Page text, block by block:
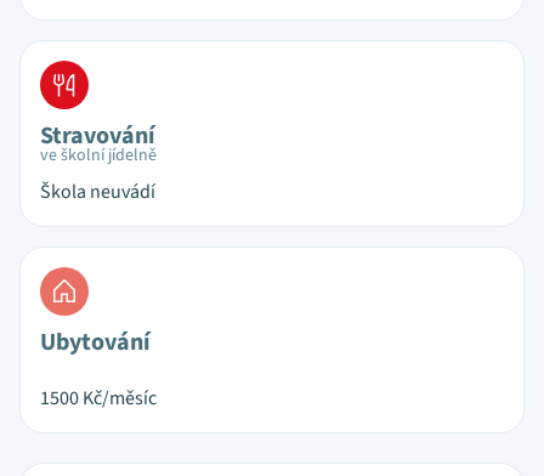
Stravování
ve školní jídelně
Škola neuvádí
Ubytování
1500Kč/měsíc